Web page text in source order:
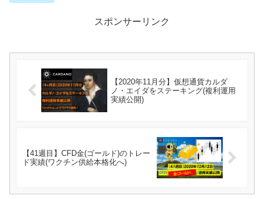
スポンサーリンク
【2020年11月分】仮想通貨カルダ
ノ・エイダをステーキング(複利運用
実績公開)
【41週目】CFD金(ゴールド)のトレー
ド実績(ワクチン供給本格化へ)